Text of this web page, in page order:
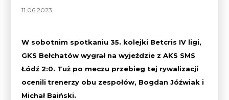
11.06.2023
W sobotnim spotkaniu 35. kolejki Betcris IV ligi,
GKS Bełchatów wygrał na wyjeździe z AKS SMS
Łódź 2:0. Tuż po meczu przebieg tej rywalizacji
ocenili trenerzy obu zespołów, Bogdan Jóźwiak i
Michał Baiński.